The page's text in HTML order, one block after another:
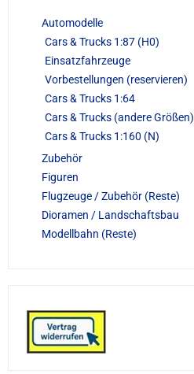
Automodelle
Cars & Trucks 1:87 (H0)
Einsatzfahrzeuge
Vorbestellungen (reservieren)
Cars & Trucks 1:64
Cars & Trucks (andere Größen)
Cars & Trucks 1:160 (N)
Zubehör
Figuren
Flugzeuge / Zubehör (Reste)
Dioramen / Landschaftsbau
Modellbahn (Reste)